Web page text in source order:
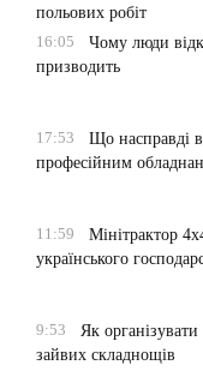
польових робіт
16:05
Чому люди
призводить
17:53
Що насправді
професійним
11:59
Мінітрактор
українського
9:53
Як
зайвих складнощів